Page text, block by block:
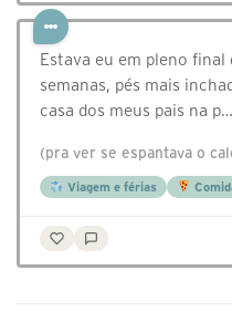
Estava eu em pleno
semanas, pés mais
casa dos meus pais na p…
(pra ver se espantava o
Viagem e férias